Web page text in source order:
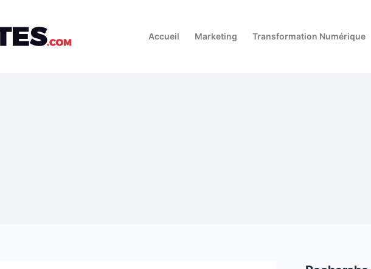
Accueil Marketing Transformation Numérique